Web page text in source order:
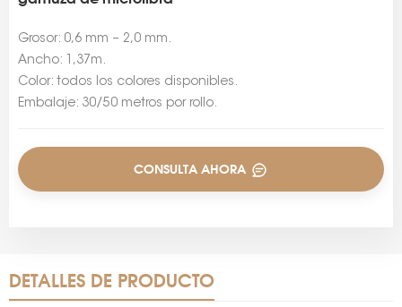
Grosor: 0,6 mm – 2,0 mm.
Ancho: 1,37m.
Color: todos los colores disponibles.
Embalaje: 30/50 metros por rollo.
CONSULTA AHORA
DETALLES DE PRODUCTO